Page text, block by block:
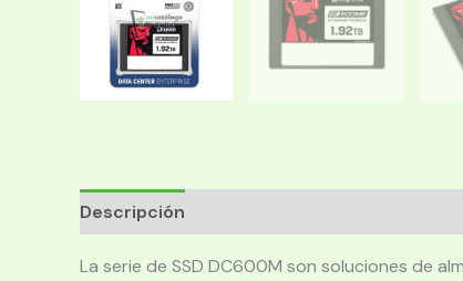
Descripción
La serie de SSD DC600M son soluciones de